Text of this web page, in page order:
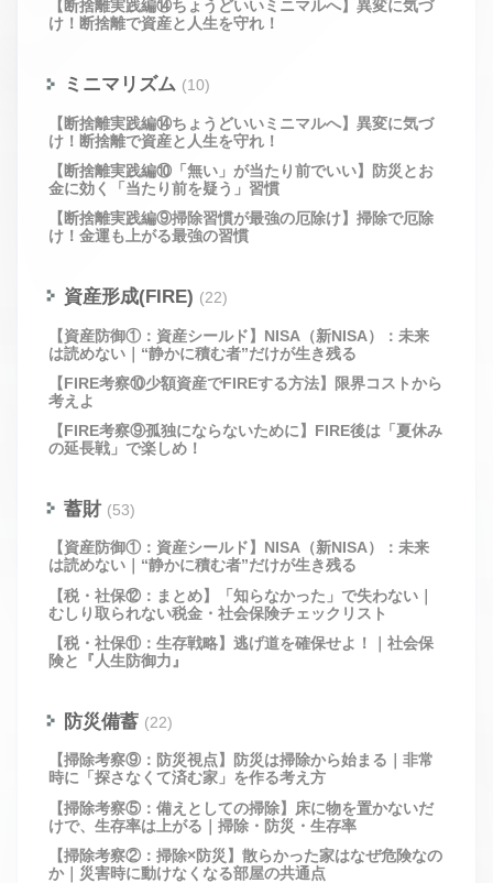
【断捨離実践編⑭ちょうどいいミニマルへ】異変に気づ
け！断捨離で資産と人生を守れ！
ミニマリズム (10)
【断捨離実践編⑭ちょうどいいミニマルへ】異変に気づ
け！断捨離で資産と人生を守れ！
【断捨離実践編⑩「無い」が当たり前でいい】防災とお
金に効く「当たり前を疑う」習慣
【断捨離実践編⑨掃除習慣が最強の厄除け】掃除で厄除
け！金運も上がる最強の習慣
資産形成(FIRE) (22)
【資産防御①：資産シールド】NISA（新NISA）：未来
は読めない｜“静かに積む者”だけが生き残る
【FIRE考察⑩少額資産でFIREする方法】限界コストから
考えよ
【FIRE考察⑨孤独にならないために】FIRE後は「夏休み
の延長戦」で楽しめ！
蓄財 (53)
【資産防御①：資産シールド】NISA（新NISA）：未来
は読めない｜“静かに積む者”だけが生き残る
【税・社保⑫：まとめ】「知らなかった」で失わない｜
むしり取られない税金・社会保険チェックリスト
【税・社保⑪：生存戦略】逃げ道を確保せよ！｜社会保
険と『人生防御力』
防災備蓄 (22)
【掃除考察⑨：防災視点】防災は掃除から始まる｜非常
時に「探さなくて済む家」を作る考え方
【掃除考察⑤：備えとしての掃除】床に物を置かないだ
けで、生存率は上がる｜掃除・防災・生存率
【掃除考察②：掃除×防災】散らかった家はなぜ危険なの
か｜災害時に動けなくなる部屋の共通点